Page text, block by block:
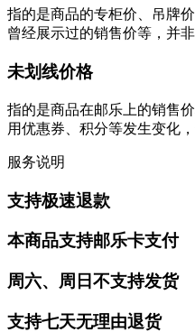
指的是商品的专柜价、吊牌
曾经展示过的销售价等，并
未划线价格
指的是商品在邮乐上的销售
用优惠券、积分等发生变化
服务说明
支持极速退款
本商品支持邮乐卡支付
周六、周日不支持发货
支持七天无理由退货